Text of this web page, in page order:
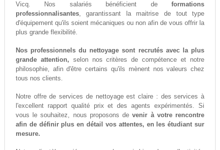
Vicq. Nos salariés bénéficient deformations
professionnalisantes, garantissant la maitrise de tout type
d'équipement qu'ils soient mécaniques ou non afin de vous offrir la
plus grande flexibilité.
Nos professionnels du nettoyage sont recrutés avec la plus
grande attention, selon nos critères de compétence et notre
philosophie, afin d'être certains qu'ils mènent nos valeurs chez
tous nos clients.
Notre offre de services de nettoyage est claire : des services à
l'excellent rapport qualité prix et des agents expérimentés. Si
vous le souhaitez, nous proposons devenir à votre rencontre
afin de définir plus en détail vos attentes, en les étudiant sur
mesure.